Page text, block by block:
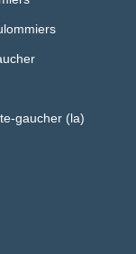
gaucher (la)